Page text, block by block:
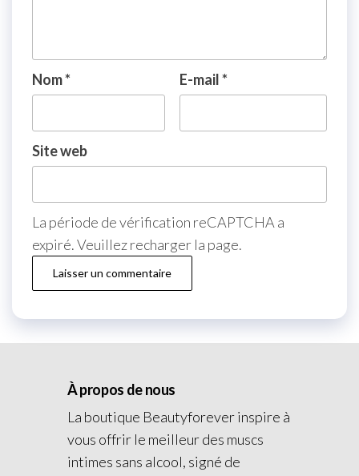
Nom* E-mail*
Site web
La période de vérification reCAPTCHA a
expiré. Veuillez recharger la page.
À propos de nous
La boutique Beautyforever inspire à
vous offrir le meilleur des muscs
intimes sans alcool, signé de